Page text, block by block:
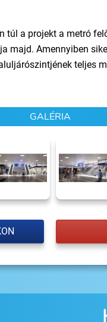
túl a projekt a metró
majd. Amennyiben
teljes
GALÉRIA